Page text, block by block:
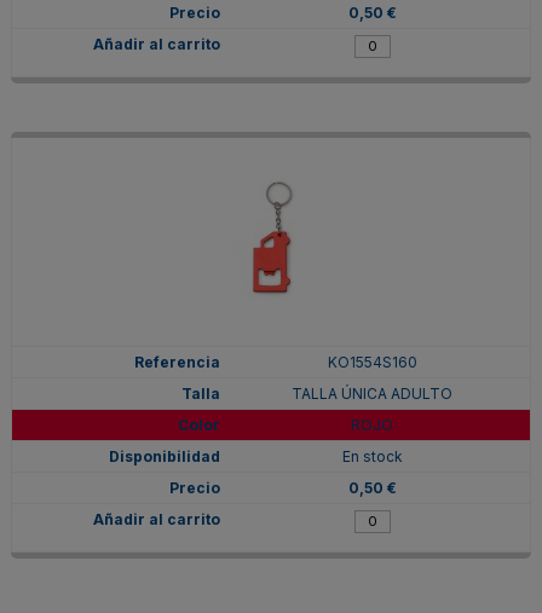
0,50 €
KO1554S160
TALLA ÚNICA ADULTO
ROJO
En stock
0,50 €